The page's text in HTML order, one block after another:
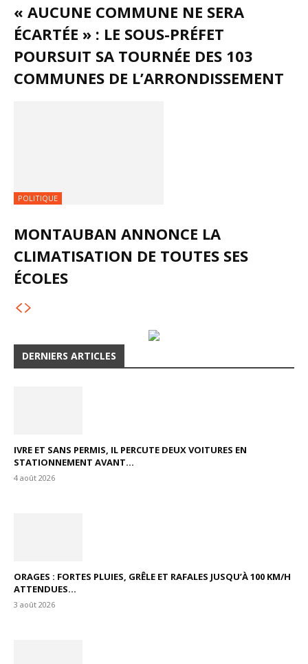
« AUCUNE COMMUNE NE SERA
ÉCARTÉE » : LE SOUS-PRÉFET
POURSUIT SA TOURNÉE DES 103
COMMUNES DE L’ARRONDISSEMENT
POLITIQUE
MONTAUBAN ANNONCE LA
CLIMATISATION DE TOUTES SES
ÉCOLES
DERNIERS ARTICLES
IVRE ET SANS PERMIS, IL PERCUTE DEUX VOITURES EN
STATIONNEMENT AVANT...
4 août 2026
ORAGES : FORTES PLUIES, GRÊLE ET RAFALES JUSQU’À 100 KM/H
ATTENDUES...
3 août 2026